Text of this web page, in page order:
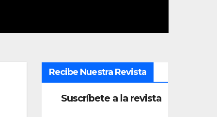
Recibe Nuestra Revista
Suscríbete a la revista